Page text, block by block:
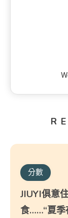
分數
JIUYI俱意
食……“夏季